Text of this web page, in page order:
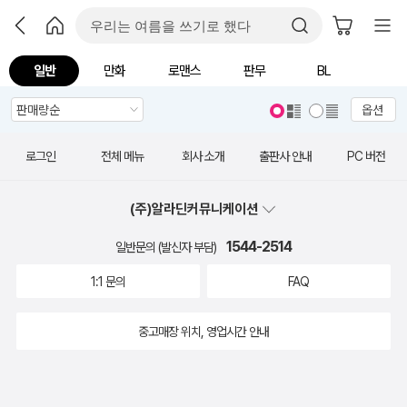
일반 만화 로맨스 판무 BL
옵션
로그인 전체 메뉴 회사 소개 출판사 안내 PC 버전
(주)알라딘커뮤니케이션
일반문의 (발신자 부담) 1544-2514
1:1 문의 FAQ
중고매장 위치, 영업시간 안내